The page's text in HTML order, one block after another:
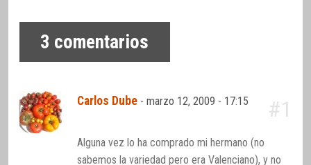
3 comentarios
Carlos Dube -marzo 12, 2009 - 17:15 #1
Alguna vez lo ha comprado mi hermano (no
sabemos la variedad pero era Valenciano), y no